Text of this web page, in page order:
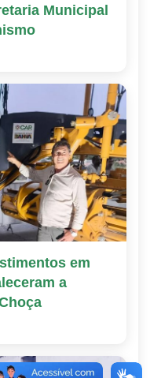
Municipal
em
a